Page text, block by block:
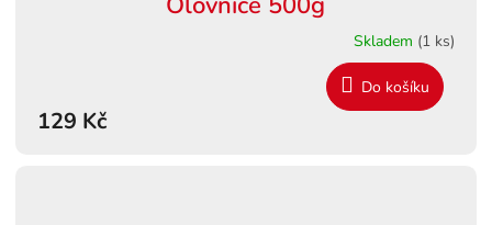
Skladem (1 ks)
129 Kč
Do košíku